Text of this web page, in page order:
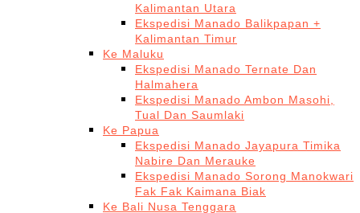
Kalimantan Utara
Ekspedisi Manado Balikpapan +
Kalimantan Timur
Ke Maluku
Ekspedisi Manado Ternate Dan
Halmahera
Ekspedisi Manado Ambon Masohi,
Tual Dan Saumlaki
Ke Papua
Ekspedisi Manado Jayapura Timika
Nabire Dan Merauke
Ekspedisi Manado Sorong Manokwari
Fak Fak Kaimana Biak
Ke Bali Nusa Tenggara